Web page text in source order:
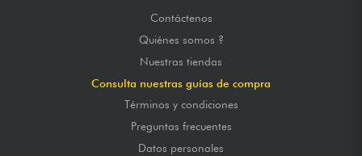
Contáctenos
Quiénes somos ?
Nuestras tiendas
Consulta nuestras guías de compra
Términos y condiciones
Preguntas frecuentes
Datos personales